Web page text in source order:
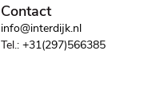
Contact
info@interdijk.nl
Tel.: +31(297)566385